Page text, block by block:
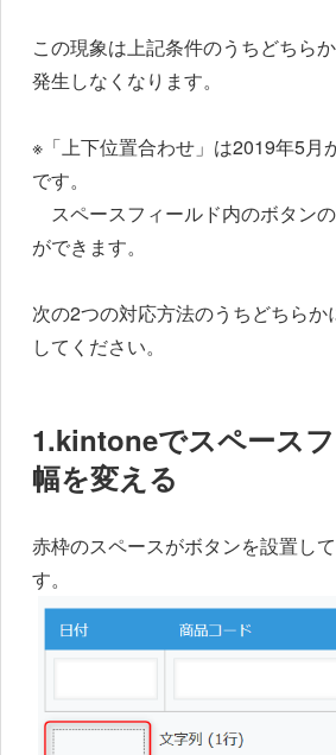
この現象は上記条件のうちどちら
発生しなくなります。
※「上下位置合わせ」は2019年5月
です。
スペースフィールド内のボタン
ができます。
次の2つの対応方法のうちどちらか
してください。
1.kintoneでスペース
幅を変える
赤枠のスペースがボタンを設置し
す。